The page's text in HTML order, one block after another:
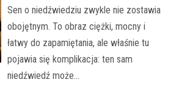
Sen o niedźwiedziu zwykle nie zostawia
obojętnym. To obraz ciężki, mocny i
łatwy do zapamiętania, ale właśnie tu
pojawia się komplikacja: ten sam
niedźwiedź może…